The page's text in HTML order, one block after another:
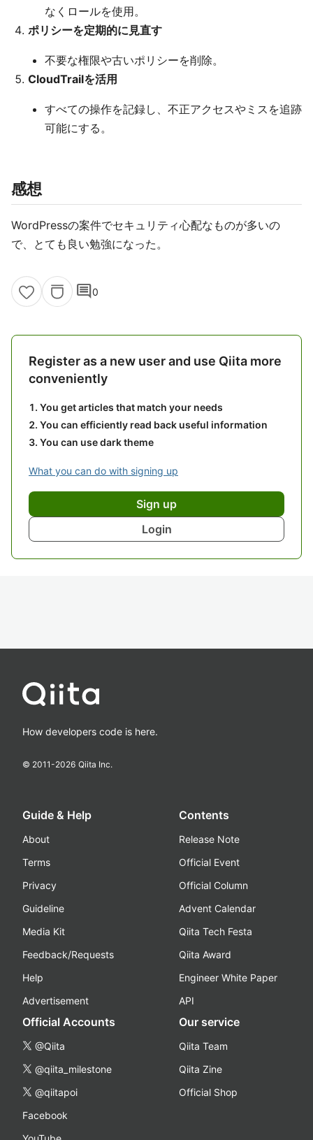
なくロールを使用。
ポリシーを定期的に見直す
不要な権限や古いポリシーを削除。
CloudTrailを活用
すべての操作を記録し、不正アクセスやミスを追跡
可能にする。
感想
WordPressの案件でセキュリティ心配なものが多いの
で、とても良い勉強になった。
comment0
Register as a new user and use Qiita more
conveniently
You get articles that match your needs
You can efficiently read back useful information
You can use dark theme
What you can do with signing up
Sign up
Login
How developers code is here.
© 2011-2026 Qiita Inc.
Guide & Help
About
Terms
Privacy
Guideline
Media Kit
Feedback/Requests
Help
Advertisement
Contents
Release Note
Official Event
Official Column
Advent Calendar
Qiita Tech Festa
Qiita Award
Engineer White Paper
API
Official Accounts
@Qiita
@qiita_milestone
@qiitapoi
Facebook
Our service
Qiita Team
Qiita Zine
Official Shop